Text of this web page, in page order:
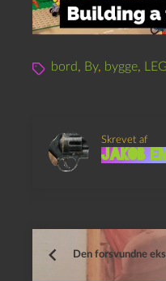
bord, By, bygge,
Skrevet af
Jakob
Den forsvundne